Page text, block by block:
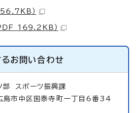
）
PDF 169.2KB）
お問い合わせ
部 スポーツ振興課
中区国泰寺町一丁目6番34